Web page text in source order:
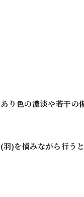
り色の濃淡や若干の
)を摘みながら行うと